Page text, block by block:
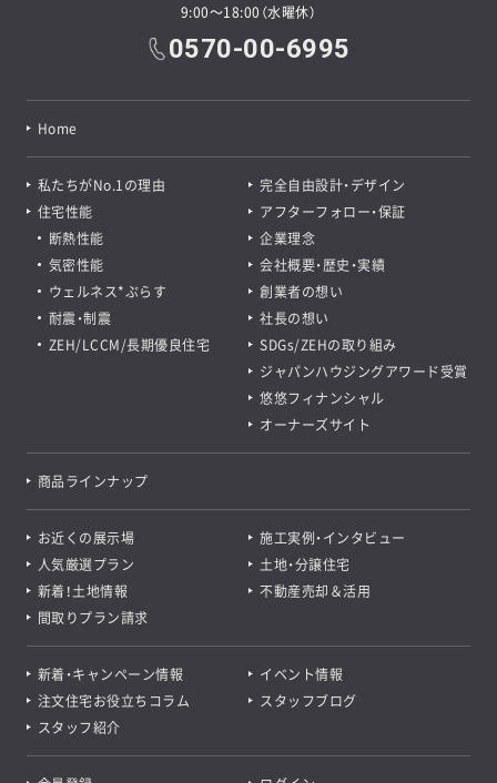
無料で会員限定プランも見たい!
プレミアム会員登録をする
9:00～18:00（水曜休）
0570-00-6995
Home
私たちがNo.1の理由
完全自由設計・デザイン
住宅性能
断熱性能
気密性能
ウェルネス*ぷらす
耐震・制震
ZEH/LCCM/長期優良住宅
アフターフォロー・保証
企業理念
会社概要・歴史・実績
創業者の想い
社長の想い
SDGs/ZEHの取り組み
ジャパンハウジングアワード受賞
悠悠フィナンシャル
オーナーズサイト
商品ラインナップ
お近くの展示場
施工実例・インタビュー
人気厳選プラン
土地・分譲住宅
新着！土地情報
不動産売却＆活用
間取りプラン請求
新着・キャンペーン情報
イベント情報
注文住宅お役立ちコラム
スタッフブログ
スタッフ紹介